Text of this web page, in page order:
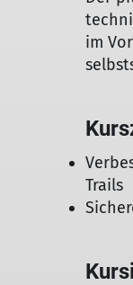
im
Trails